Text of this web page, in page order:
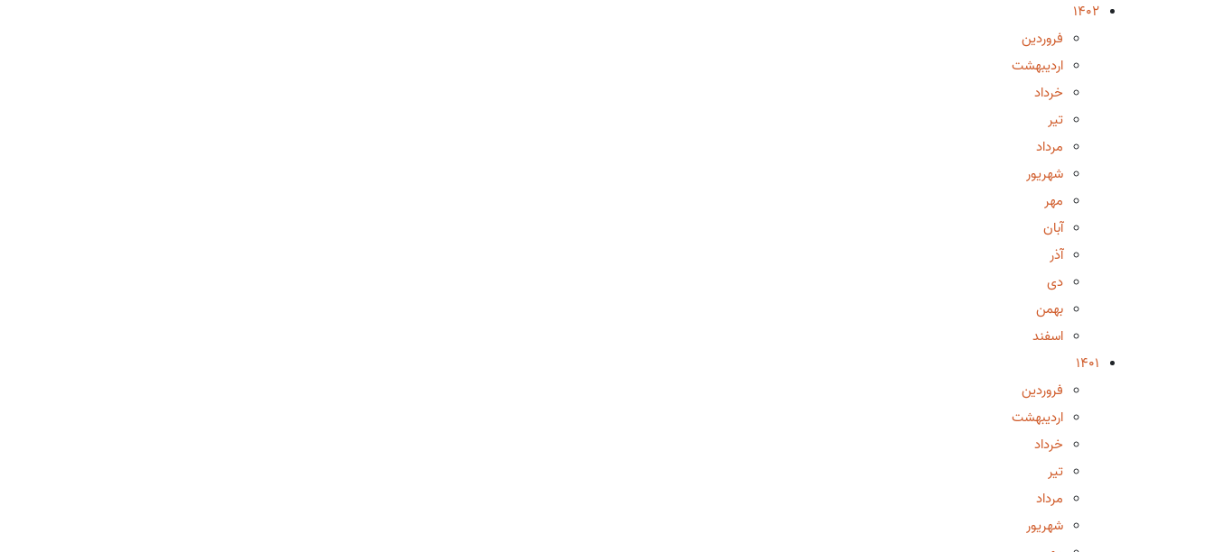
1402
فروردین
اردیبهشت
خرداد
تیر
مرداد
شهریور
مهر
آبان
آذر
دی
بهمن
اسفند
1401
فروردین
اردیبهشت
خرداد
تیر
مرداد
شهریور